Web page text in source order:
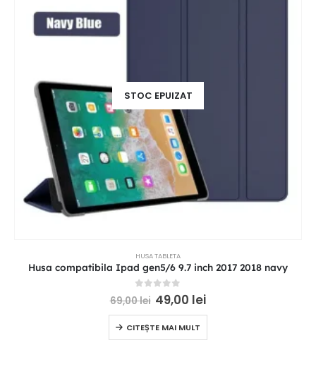
STOC EPUIZAT
HUSA TABLETA
Husa compatibila Ipad gen5/6 9.7 inch 2017 2018 navy
out of 5
69,00lei 49,00 lei
CITEȘTE MAI MULT